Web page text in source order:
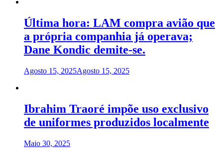
Última hora: LAM compra avião que
a própria companhia já operava;
Dane Kondic demite-se.
Agosto 15, 2025Agosto 15, 2025
Ibrahim Traoré impõe uso exclusivo
de uniformes produzidos localmente
Maio 30, 2025